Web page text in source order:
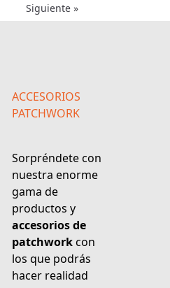
Siguiente »
ACCESORIOS
PATCHWORK
Sorpréndete con
nuestra enorme
gama de
productos y
accesorios de
patchworkcon
los que podrás
hacer realidad